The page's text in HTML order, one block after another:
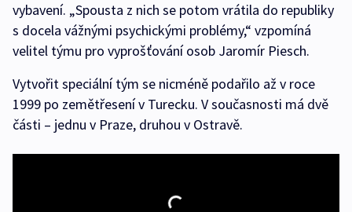
vybavení. „Spousta z nich se potom vrátila do republiky
s docela vážnými psychickými problémy,“ vzpomíná
velitel týmu pro vyprošťování osob Jaromír Piesch.
Vytvořit speciální tým se nicméně podařilo až v roce
1999 po zemětřesení v Turecku. V současnosti má dvě
části – jednu v Praze, druhou v Ostravě.